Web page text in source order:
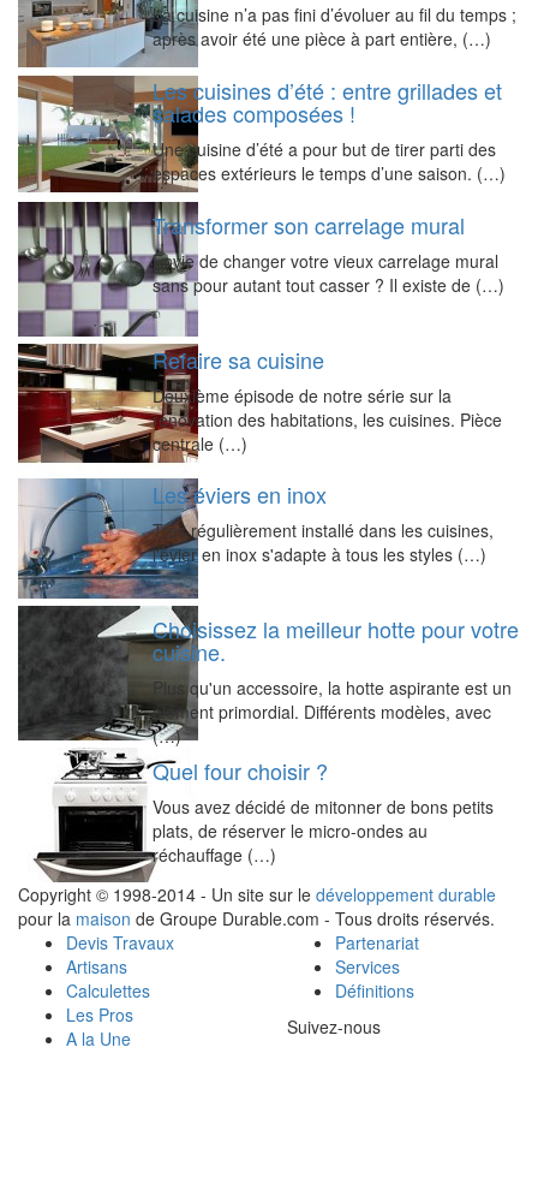
La cuisine n’a pas fini d’évoluer au fil du temps ;
après avoir été une pièce à part entière, (…)
Les cuisines d’été : entre grillades et
salades composées !
Une cuisine d’été a pour but de tirer parti des
espaces extérieurs le temps d’une saison. (…)
Transformer son carrelage mural
Envie de changer votre vieux carrelage mural
sans pour autant tout casser ? Il existe de (…)
Refaire sa cuisine
Deuxième épisode de notre série sur la
rénovation des habitations, les cuisines. Pièce
centrale (…)
Les éviers en inox
Très régulièrement installé dans les cuisines,
l'évier en inox s'adapte à tous les styles (…)
Choisissez la meilleur hotte pour votre
cuisine.
Plus qu'un accessoire, la hotte aspirante est un
élément primordial. Différents modèles, avec
(…)
Quel four choisir ?
Vous avez décidé de mitonner de bons petits
plats, de réserver le micro-ondes au
réchauffage (…)
Copyright © 1998-2014 - Un site sur le développement durable
pour la maison de Groupe Durable.com - Tous droits réservés.
Devis Travaux
Artisans
Calculettes
Les Pros
A la Une
Partenariat
Services
Définitions
Suivez-nous